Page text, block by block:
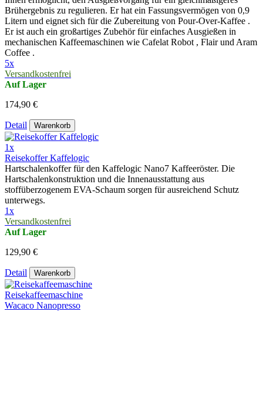
Brühergebnis zu regulieren. Er hat ein Fassungsvermögen von 0,9
Litern und eignet sich für die Zubereitung von Pour-Over-Kaffee .
Er ist auch ein großartiges Zubehör für einfaches Ausgießen in
mechanischen Kaffeemaschinen wie Cafelat Robot , Flair und Aram
Coffee .
5x
Versandkostenfrei
Auf Lager
174,90 €
Detail Warenkorb
1x
Reisekoffer Kaffelogic
Hartschalenkoffer für den Kaffelogic Nano7 Kaffeeröster. Die
Hartschalenkonstruktion und die Innenausstattung aus
stoffüberzogenem EVA-Schaum sorgen für ausreichend Schutz
unterwegs.
1x
Versandkostenfrei
Auf Lager
129,90 €
Detail Warenkorb
Reisekaffeemaschine
Wacaco Nanopresso